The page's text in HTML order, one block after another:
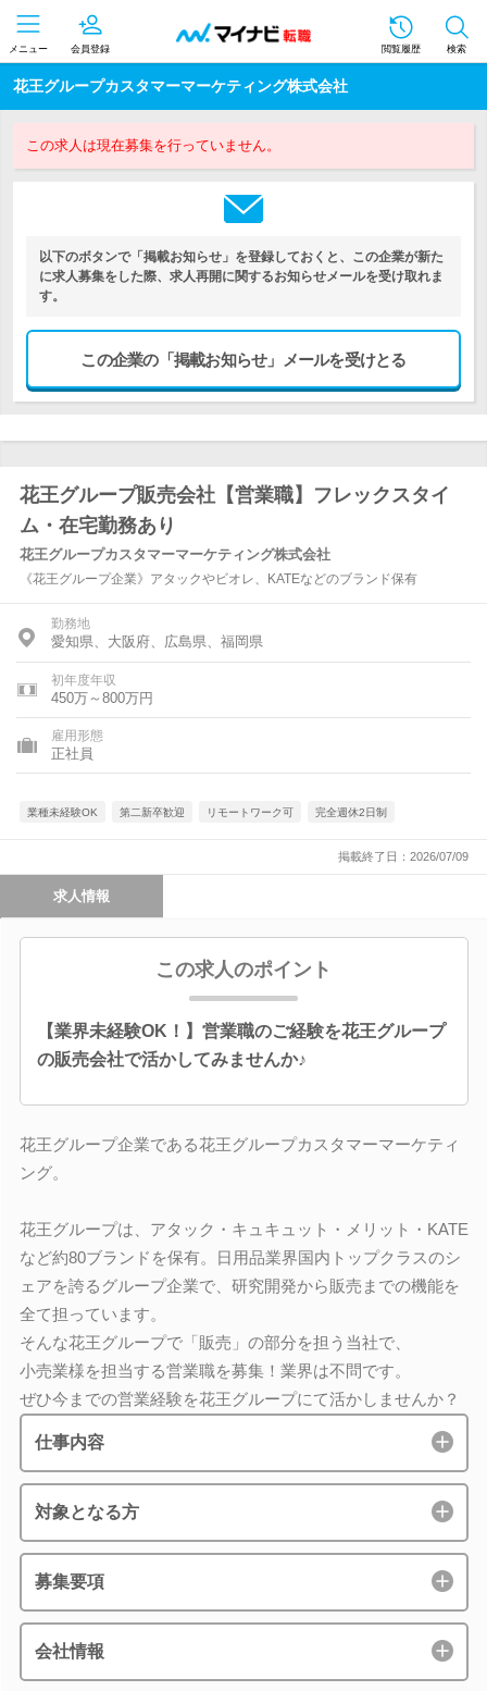
メニュー 会員登録 閲覧履歴 検索
花王グループカスタマーマーケティング株式会社
この求人は現在募集を行っていません。
以下のボタンで「掲載お知らせ」を登録しておくと、この企業が新た
に求人募集をした際、求人再開に関するお知らせメールを受け取れま
す。
この企業の「掲載お知らせ」メールを受けとる
花王グループ販売会社【営業職】フレックスタイ
ム・在宅勤務あり
花王グループカスタマーマーケティング株式会社
《花王グループ企業》アタックやビオレ、KATEなどのブランド保有
勤務地
愛知県、大阪府、広島県、福岡県
初年度年収
450万～800万円
雇用形態
正社員
業種未経験OK 第二新卒歓迎 リモートワーク可 完全週休2日制
掲載終了日：2026/07/09
求人情報
この求人のポイント
【業界未経験OK！】営業職のご経験を花王グループ
の販売会社で活かしてみませんか♪
花王グループ企業である花王グループカスタマーマーケティ
ング。
花王グループは、アタック・キュキュット・メリット・KATE
など約80ブランドを保有。日用品業界国内トップクラスのシ
ェアを誇るグループ企業で、研究開発から販売までの機能を
全て担っています。
そんな花王グループで「販売」の部分を担う当社で、
小売業様を担当する営業職を募集！業界は不問です。
ぜひ今までの営業経験を花王グループにて活かしませんか？
仕事内容
対象となる方
募集要項
会社情報